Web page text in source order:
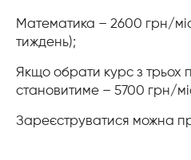
Математика – 2600 грн/
тиждень);
Якщо обрати курс з трьох
становитиме – 5700 грн/
Зареєструватися можна